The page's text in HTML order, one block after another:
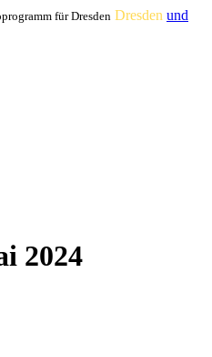
für Dresden Dresden und
2024